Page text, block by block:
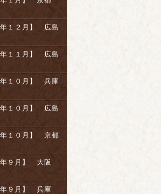
年１２月】 広島
年１１月】 広島
年１０月】 兵庫
年１０月】 広島
年１０月】 京都
年９月】 大阪
年９月】 兵庫